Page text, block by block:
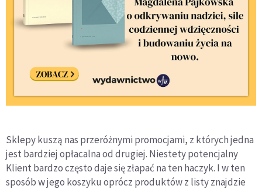
Sklepy kuszą nas przeróżnymi promocjami, z których jedna
jest bardziej opłacalna od drugiej. Niestety potencjalny
Klient bardzo często daje się złapać na ten haczyk. I w ten
sposób w jego koszyku oprócz produktów z listy znajdzie